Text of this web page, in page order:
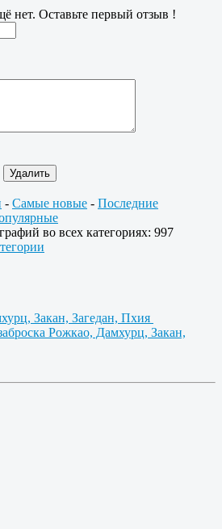
нет. Оставьте первый отзыв !
- Самые новые - Последние
во всех категориях: 997
Закан, Загедан, Пхия
Рожкао, Дамхурц, Закан,